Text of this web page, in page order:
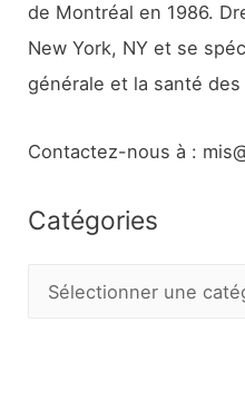
de Montréal en 1986.
New York, NY et se
générale et la santé des
Contactez-nous à :
Catégories